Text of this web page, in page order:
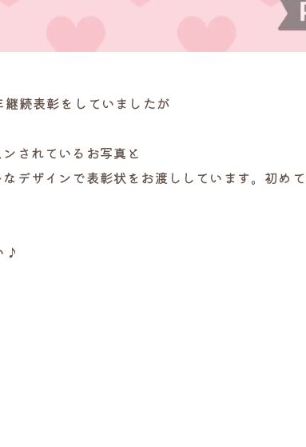
続表彰をしていましたが
されているお写真と
デザインで表彰状をお渡ししています。初め
♪